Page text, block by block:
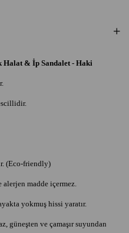
Halat & İp Sandalet - Haki
(Eco-friendly)
madde içermez.
yokmuş hissi yaratır.
güneşten ve çamaşır suyundan